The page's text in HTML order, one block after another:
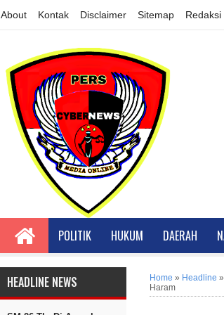
About Kontak Disclaimer Sitemap Redaksi
POLITIK HUKUM DAERAH
HEADLINE NEWS Home » Headline »
Haram